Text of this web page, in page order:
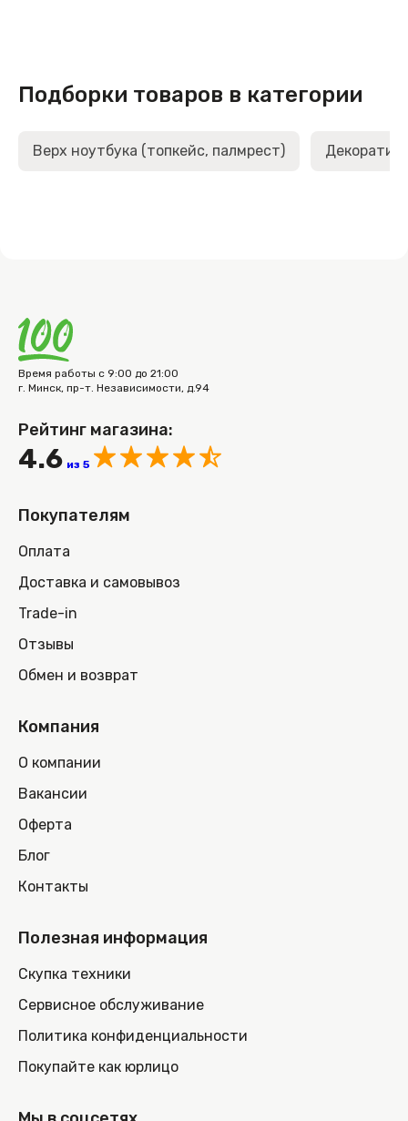
Подборки товаров в категории
Верх ноутбука (топкейс, палмрест)
Время работы с 9:00 до 21:00
г. Минск, пр-т. Независимости, д.94
Рейтинг магазина:
4.6 из 5
Покупателям
Оплата
Доставка и самовывоз
Trade-in
Отзывы
Обмен и возврат
Компания
О компании
Вакансии
Оферта
Блог
Контакты
Полезная информация
Скупка техники
Сервисное обслуживание
Политика конфиденциальности
Покупайте как юрлицо